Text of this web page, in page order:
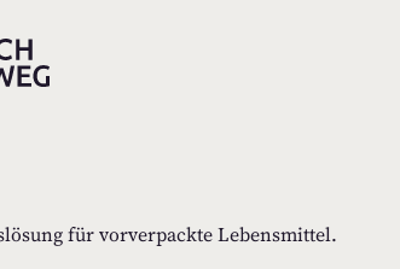
für vorverpackte Lebensmittel.